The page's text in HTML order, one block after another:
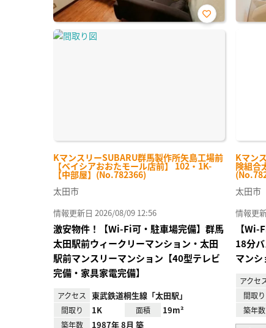
KマンスリーSUBARU群馬製作所矢島工場前
【ベイシアおおたモール店前】 102・1K-
【中部屋】(No.782366)
お気
太田市
情報更新日 2026/08/09 12:56
激安物件！【Wi-Fi可・駐車場完備】群馬
太田駅前ウィークリーマンション・太田
駅前マンスリーマンション【40型テレビ
完備・家具家電完備】
アクセス 東武鉄道桐生線「太田駅」
間取り 1K 面積 19m²
築年数 1987年 8月 築
Kマン
険組合
太田市
情報更
【Wi-
18分
マン
アクセ
間取り
築年数